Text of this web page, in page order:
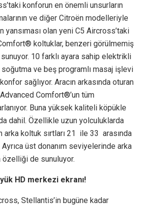
konforun en önemli unsurların
ve diğer Citroën modelleriyle
yansıması olan yeni C5 Aircross’taki
koltuklar, benzeri görülmemiş
10 farklı ayara sahip elektrikli
soğutma ve beş programlı masaj işlevi
sağlıyor. Aracın arkasında oturan
Comfort®’un tüm
Buna yüksek kaliteli köpükle
dahil. Özellikle uzun yolculuklarda
koltuk sırtları 21 ile 33 arasında
üst donanım seviyelerinde arka
özelliği de sunuluyor.
HD merkezi ekranı!
Stellantis’in bugüne kadar